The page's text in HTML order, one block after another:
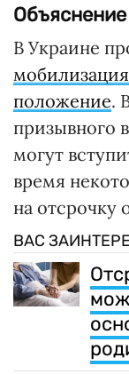
В Украине
положение.
призывного
могут
время
на отсрочку
ВАС